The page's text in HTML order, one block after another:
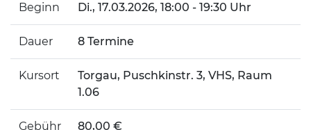
Beginn Di., 17.03.2026, 18:00 - 19:30 Uhr
Dauer 8 Termine
Kursort
Torgau, Puschkinstr. 3, VHS, Raum
1.06
Gebühr 80,00 €